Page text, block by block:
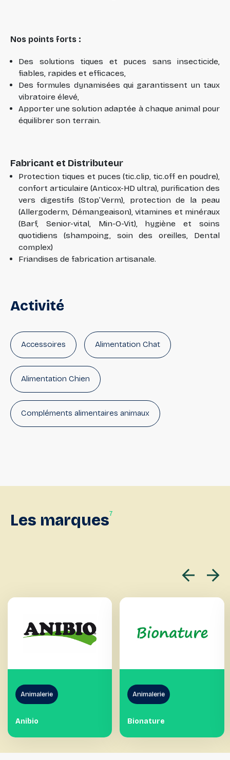
Nos points forts :
Des solutions tiques et puces sans insecticide,
fiables, rapides et efficaces,
Des formules dynamisées qui garantissent un taux
vibratoire élevé,
Apporter une solution adaptée à chaque animal pour
équilibrer son terrain.
Fabricant et Distributeur
Protection tiques et puces (tic.clip, tic.off en poudre),
confort articulaire (Anticox-HD ultra), purification des
vers digestifs (Stop’Verm), protection de la peau
(Allergoderm, Démangeaison), vitamines et minéraux
(Barf, Senior-vital, Min-O-Vit), hygiène et soins
quotidiens (shampoing, soin des oreilles, Dental
complex)
Friandises de fabrication artisanale.
Activité
Accessoires Alimentation Chat
Alimentation Chien
Compléments alimentaires animaux
Antiparasitaires chats
Les marques7
Animalerie
Anibio
Animalerie
Bionature